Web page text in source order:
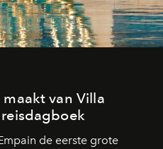
van Villa
de eerste grote